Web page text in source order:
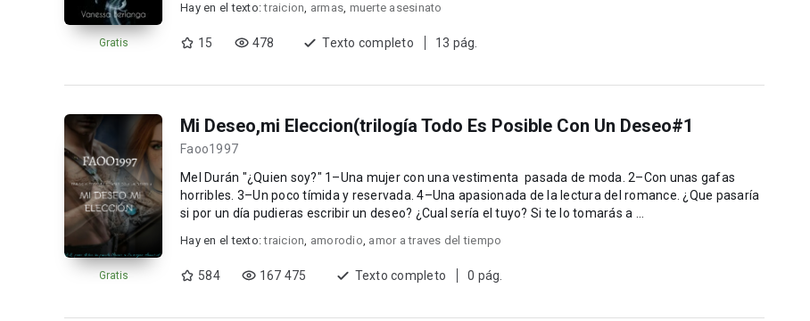
Gratis
Hay en el texto:traicion, armas, muerte asesinato
15 478 Texto completo 13 pág.
Gratis
Mi Deseo,mi Eleccion(trilogía Todo Es Posible Con Un Deseo#1
Faoo1997
Mel Durán "¿Quien soy?" 1–Una mujer con una vestimenta pasada de moda. 2–Con unas gafas
horribles. 3–Un poco tímida y reservada. 4–Una apasionada de la lectura del romance. ¿Que pasaría
si por un día pudieras escribir un deseo? ¿Cual sería el tuyo? Si te lo tomarás a ...
Hay en el texto:traicion, amorodio, amor a traves del tiempo
584 167 475 Texto completo 0 pág.